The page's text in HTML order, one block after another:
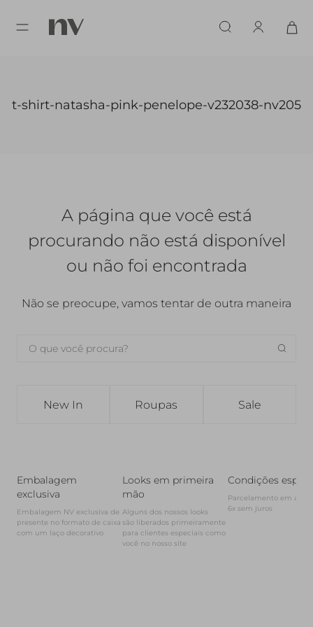
t-shirt-natasha-pink-penelope-v232038-nv205
A página que você está
procurando não está disponível
ou não foi encontrada
Não se preocupe, vamos tentar de outra maneira
New In Roupas Sale
Embalagem
exclusiva
Embalagem NV exclusiva de
presente no formato de caixa
com um laço decorativo
Looks em primeira
mão
Alguns dos nossos looks
são liberados primeiramente
para clientes especiais como
você no nosso site
Condições
Parcelamento em até
6x sem juros